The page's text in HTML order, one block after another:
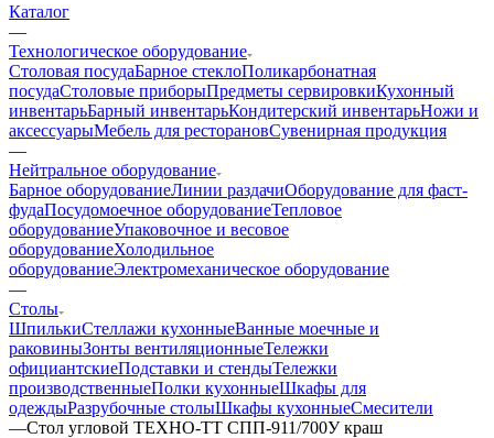
Каталог
—
Технологическое оборудование
Столовая посудаБарное стеклоПоликарбонатная
посудаСтоловые приборыПредметы сервировкиКухонный
инвентарьБарный инвентарьКондитерский инвентарьНожи и
аксессуарыМебель для ресторановСувенирная продукция
—
Нейтральное оборудование
Барное оборудованиеЛинии раздачиОборудование для фаст-
фудаПосудомоечное оборудованиеТепловое
оборудованиеУпаковочное и весовое
оборудованиеХолодильное
оборудованиеЭлектромеханическое оборудование
—
Столы
ШпилькиСтеллажи кухонныеВанные моечные и
раковиныЗонты вентиляционныеТележки
официантскиеПодставки и стендыТележки
производственныеПолки кухонныеШкафы для
одеждыРазрубочные столыШкафы кухонныеСмесители
—Стол угловой ТЕХНО-ТТ СПП-911/700У краш